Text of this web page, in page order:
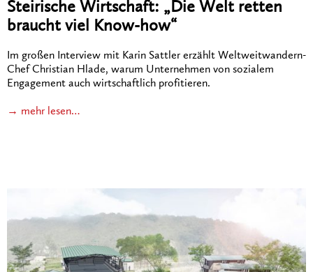
Steirische Wirtschaft: „Die Welt retten
braucht viel Know-how“
Im großen Interview mit Karin Sattler erzählt Weltweitwandern-
Chef Christian Hlade, warum Unternehmen von sozialem
Engagement auch wirtschaftlich profitieren.
→ mehr lesen…